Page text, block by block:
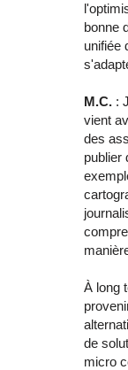
bonne
unifiée
M.C. :
vient
des
publier
À long
de
micro